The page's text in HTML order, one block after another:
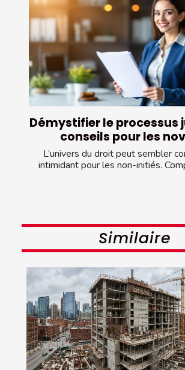
Démystifier le processus
conseils pour les
L’univers du droit peut sembler
intimidant pour les non-initiés.
Similaire